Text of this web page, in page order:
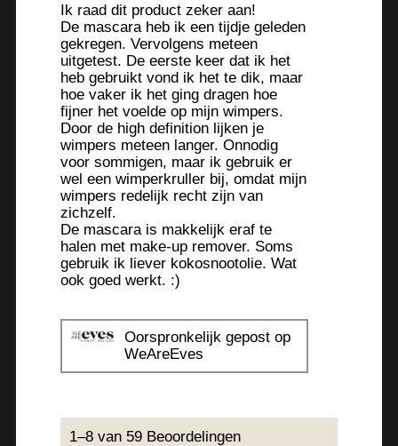
a
l
o
o
g
v
e
n
s
t
e
r
.
Ik raad dit product zeker aan!
De mascara heb ik een tijdje geleden
gekregen. Vervolgens meteen
uitgetest. De eerste keer dat ik het
heb gebruikt vond ik het te dik, maar
hoe vaker ik het ging dragen hoe
fijner het voelde op mijn wimpers.
Door de high definition lijken je
wimpers meteen langer. Onnodig
voor sommigen, maar ik gebruik er
wel een wimperkruller bij, omdat mijn
wimpers redelijk recht zijn van
zichzelf.
De mascara is makkelijk eraf te
halen met make-up remover. Soms
gebruik ik liever kokosnootolie. Wat
ook goed werkt. :)
Oorspronkelijk gepost op
WeAreEves
1–8 van 59 Beoordelingen